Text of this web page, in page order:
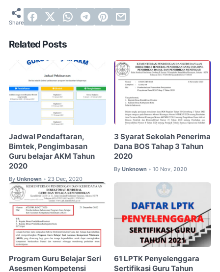
Related Posts
Jadwal Pendaftaran,
Bimtek, Pengimbasan
Guru belajar AKM Tahun
2020
By Unknown • 23 Dec, 2020
3 Syarat Sekolah Penerima
Dana BOS Tahap 3 Tahun
2020
By Unknown • 10 Nov, 2020
Program Guru Belajar Seri
Asesmen Kompetensi
61 LPTK Penyelenggara
Sertifikasi Guru Tahun